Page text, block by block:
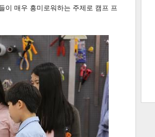
트 축 사 하기 보기
이 매우 흥미로워하는 주제로 캠프 프